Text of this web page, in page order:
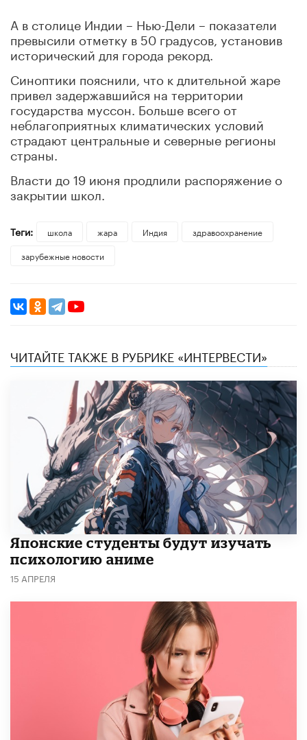
А в столице Индии – Нью-Дели – показатели
превысили отметку в 50 градусов, установив
исторический для города рекорд.
Синоптики пояснили, что к длительной жаре
привел задержавшийся на территории
государства муссон. Больше всего от
неблагоприятных климатических условий
страдают центральные и северные регионы
страны.
Власти до 19 июня продлили распоряжение о
закрытии школ.
Теги: школа жара Индия
здравоохранение
зарубежные новости
ЧИТАЙТЕ ТАКЖЕ В РУБРИКЕ «ИНТЕРВЕСТИ»
Японские студенты будут изучать
психологию аниме
15 АПРЕЛЯ